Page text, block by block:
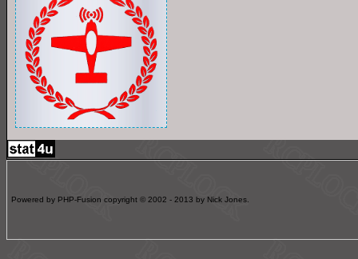
Powered by PHP-Fusion copyright © 2002 - 2013 by Nick Jones.